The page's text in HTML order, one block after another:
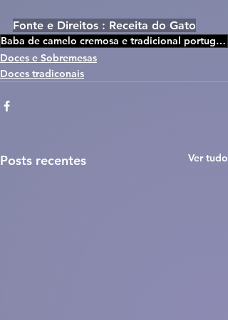
Fonte e Direitos : Receita do Gato
Baba de camelo cremosa e tradicional portuguesa
Doces e Sobremesas
Doces tradiconais
Posts recentes Ver tudo